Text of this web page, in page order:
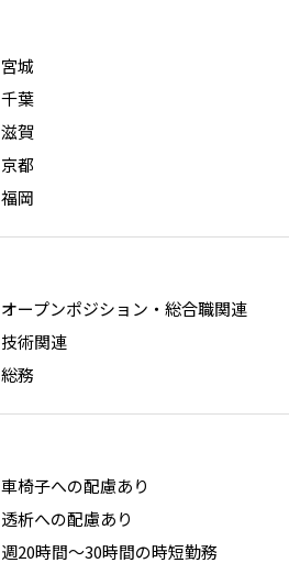
宮城
千葉
滋賀
京都
福岡
オープンポジション・総合職関連
技術関連
総務
車椅子への配慮あり
透析への配慮あり
週20時間～30時間の時短勤務